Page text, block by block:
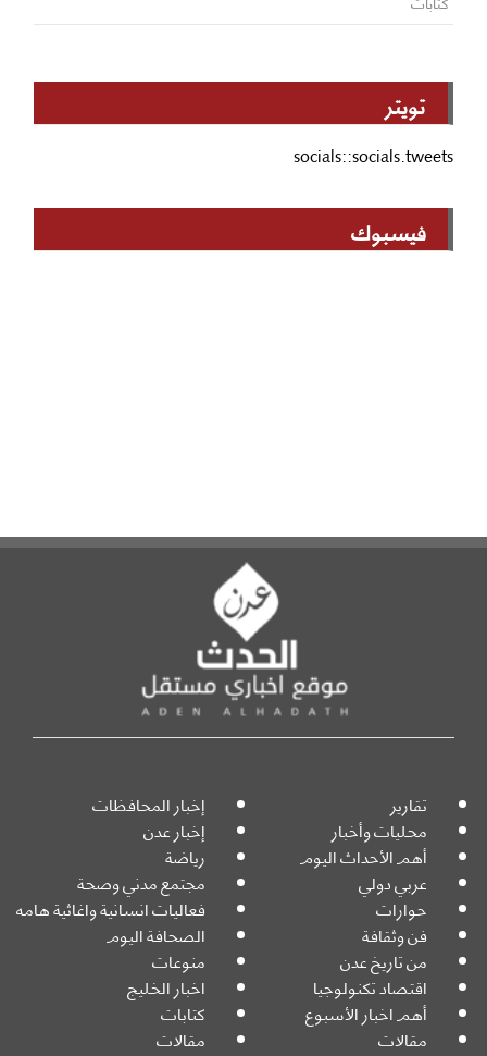
تويتر
socials::socials.tweets
فيسبوك
تقارير إخبار المحافظات
محليات وأخبار إخبار عدن
أهم الأحداث اليوم رياضة
عربي دولي مجتمع مدني وصحة
حوارات فعاليات انسانية واغاثية هامه
فن وثقافة الصحافة اليوم
من تاريخ عدن منوعات
اقتصاد تكنولوجيا اخبار الخليج
أهم اخبار الأسبوع كتابات
مقالات مقالات